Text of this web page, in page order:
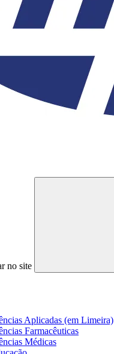
no site
Aplicadas (em Limeira)
Farmacêuticas
Médicas